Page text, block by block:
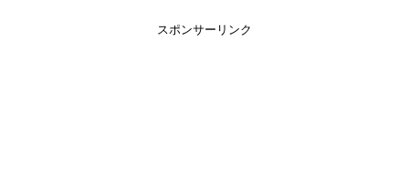
スポンサーリンク